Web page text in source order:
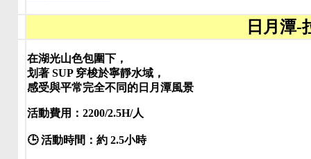
日月潭-
在湖光山色包圍下，
划著 SUP 穿梭於寧靜水域，
感受與平常完全不同的日月潭風景
活動費用：2200/2.5H/人
🕒 活動時間：約 2.5小時